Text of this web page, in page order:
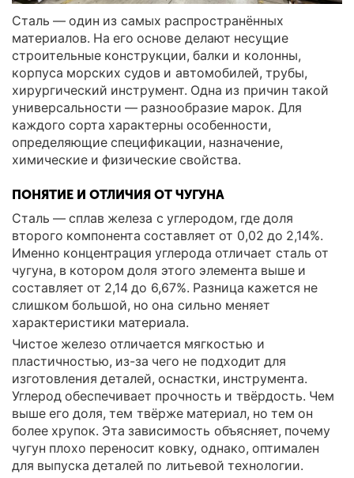
Сталь — один из самых распространённых
материалов. На его основе делают несущие
строительные конструкции, балки и колонны,
корпуса морских судов и автомобилей, трубы,
хирургический инструмент. Одна из причин такой
универсальности — разнообразие марок. Для
каждого сорта характерны особенности,
определяющие спецификации, назначение,
химические и физические свойства.
ПОНЯТИЕ И ОТЛИЧИЯ ОТ ЧУГУНА
Сталь — сплав железа с углеродом, где доля
второго компонента составляет от 0,02 до 2,14%.
Именно концентрация углерода отличает сталь от
чугуна, в котором доля этого элемента выше и
составляет от 2,14 до 6,67%. Разница кажется не
слишком большой, но она сильно меняет
характеристики материала.
Чистое железо отличается мягкостью и
пластичностью, из-за чего не подходит для
изготовления деталей, оснастки, инструмента.
Углерод обеспечивает прочность и твёрдость. Чем
выше его доля, тем твёрже материал, но тем он
более хрупок. Эта зависимость объясняет, почему
чугун плохо переносит ковку, однако, оптимален
для выпуска деталей по литьевой технологии.